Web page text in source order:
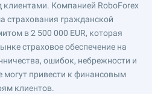
клиентами. Компанией RoboForex
страхования гражданской
в 2 500 000 EUR, которая
страховое обеспечение на
ошибок, небрежности и
могут привести к финансовым
клиентов.